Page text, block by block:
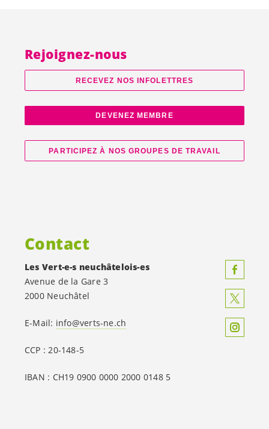
Rejoignez-nous
RECEVEZ NOS INFOLETTRES
DEVENEZ MEMBRE
PARTICIPEZ À NOS GROUPES DE TRAVAIL
Contact
Les Vert-e-s neuchâtelois-es
Avenue de la Gare 3
2000 Neuchâtel
E-Mail: info@verts-ne.ch
CCP : 20-148-5
IBAN : CH19 0900 0000 2000 0148 5